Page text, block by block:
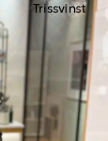
Trissvinst